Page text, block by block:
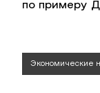
по примеру
Экономические